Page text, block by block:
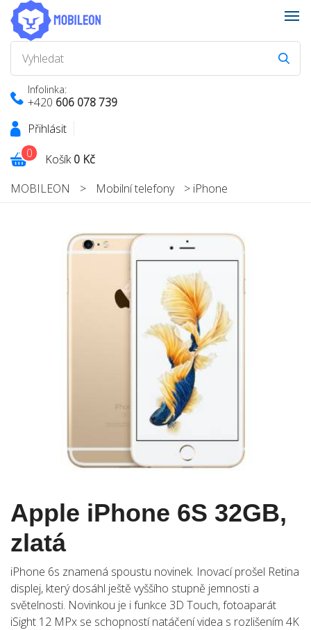
Infolinka:
+420 606 078 739
Přihlásit
Košík0 Kč
0
MOBILEON > Mobilní telefony > iPhone
Apple iPhone 6S 32GB,
zlatá
iPhone 6s znamená spoustu novinek. Inovací prošel Retina
displej, který dosáhl ještě vyššího stupně jemnosti a
světelnosti. Novinkou je i funkce 3D Touch, fotoaparát
iSight 12 MPx se schopností natáčení videa s rozlišením 4K